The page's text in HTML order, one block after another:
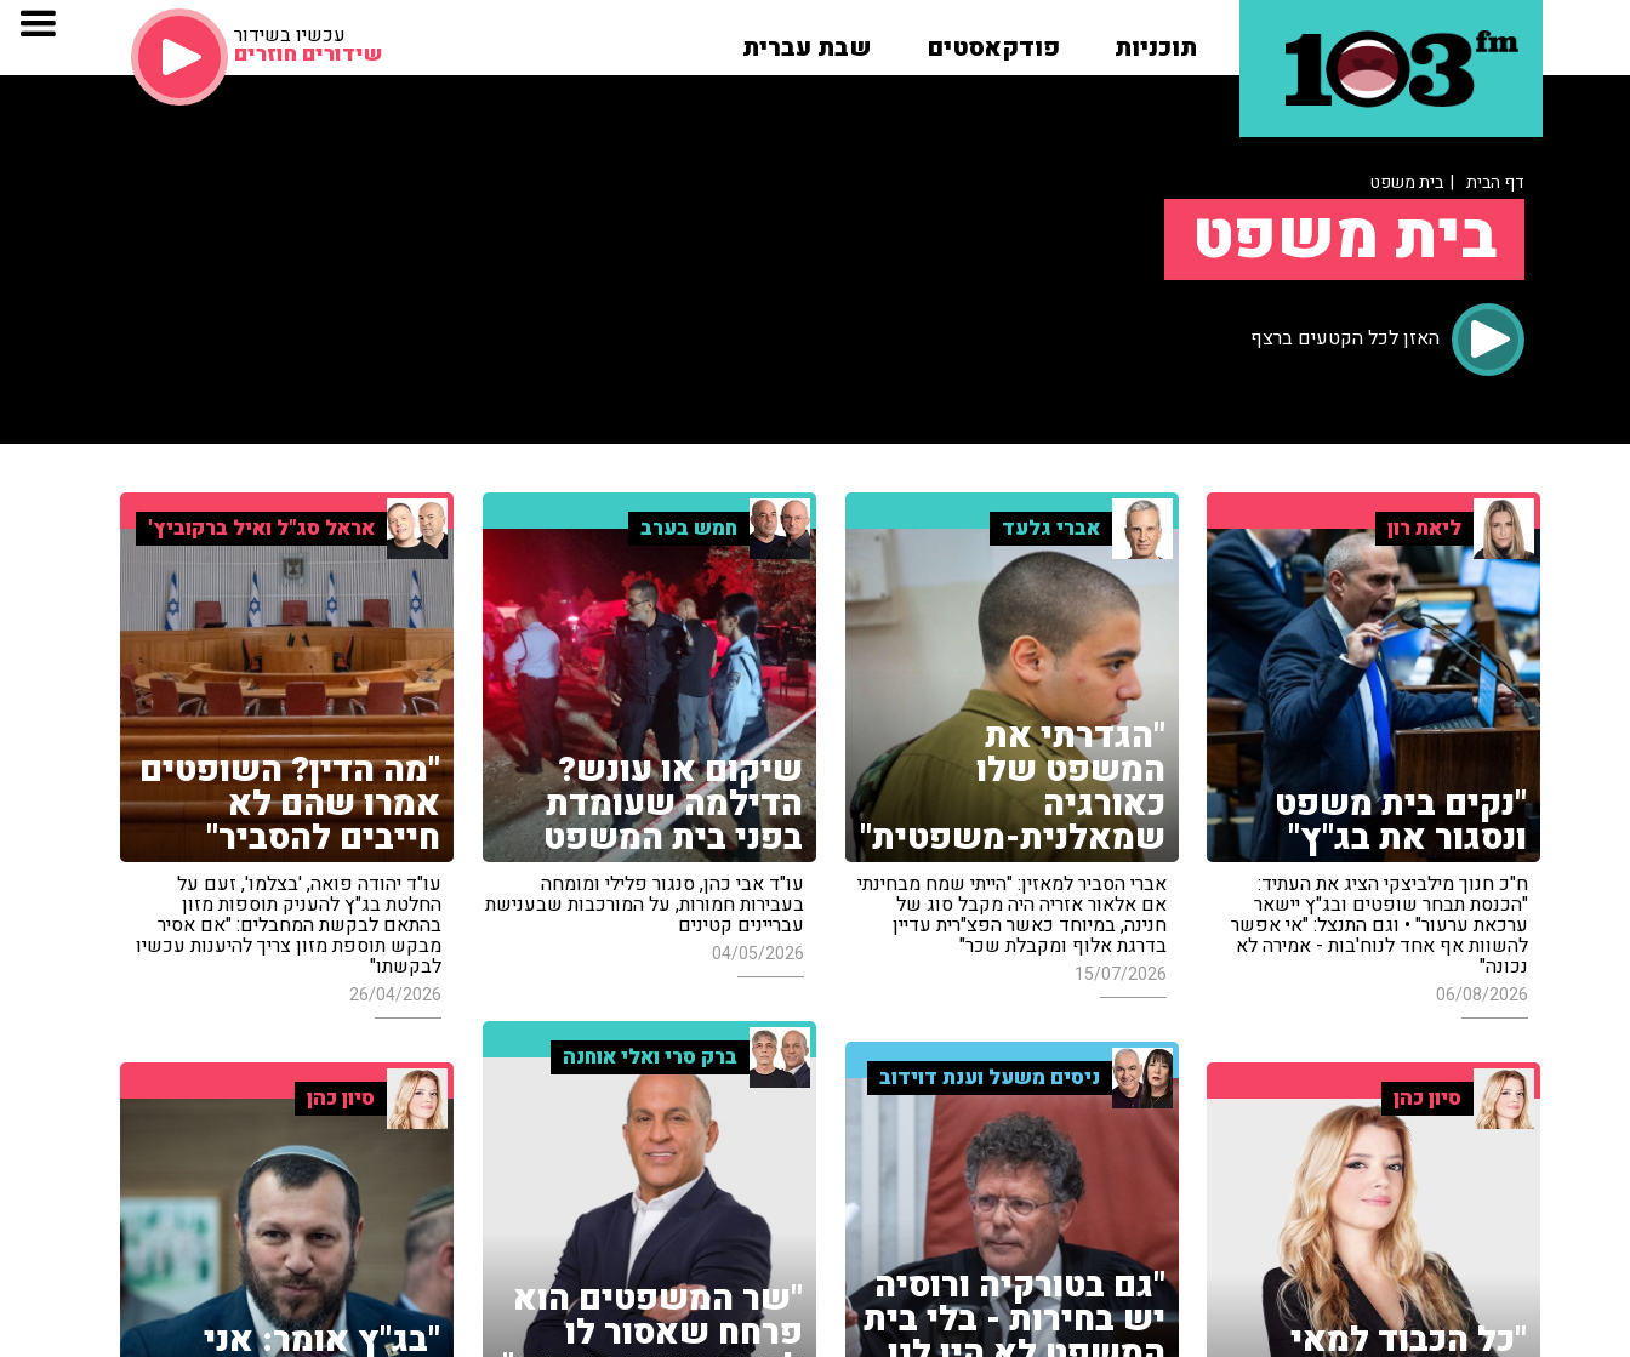
תוכניות פודקאסטים שבת עברית עכשיו בשידור
שידורים חוזרים
דף הבית | בית משפט
בית משפט
האזן לכל הקטעים ברצף
ליאת רון
"נקים בית משפט
ונסגור את בג"ץ"
ח"כ חנוך מילביצקי הציג את העתיד:
"הכנסת תבחר שופטים ובג"ץ יישאר
ערכאת ערעור" • וגם התנצל: "אי אפשר
להשוות אף אחד לנוח'בות - אמירה לא
נכונה"
06/08/2026
אברי גלעד
"הגדרתי את
המשפט שלו
כאורגיה
שמאלנית-משפטית"
אברי הסביר למאזין: "הייתי שמח מבחינתי
אם אלאור אזריה היה מקבל סוג של
חנינה, במיוחד כאשר הפצ"רית עדיין
בדרגת אלוף ומקבלת שכר"
15/07/2026
חמש בערב
שיקום או עונש?
הדילמה שעומדת
בפני בית המשפט
עו"ד אבי כהן, סנגור פלילי ומומחה
בעבירות חמורות, על המורכבות שבענישת
עבריינים קטינים
04/05/2026
אראל סג"ל ואיל ברקוביץ'
"מה הדין? השופטים
אמרו שהם לא
חייבים להסביר"
עו"ד יהודה פואה, 'בצלמו', זעם על
החלטת בג"ץ להעניק תוספות מזון
בהתאם לבקשת המחבלים: "אם אסיר
מבקש תוספת מזון צריך להיענות עכשיו
לבקשתו"
26/04/2026
ברק סרי ואלי אוחנה
"שר המשפטים הוא
פרחח שאסור לו
ניסים משעל וענת דוידוב
"גם בטורקיה ורוסיה
יש בחירות - בלי בית
סיון כהן
"כל הכבוד למאי
סיון כהן
"בג"ץ אומר: אני